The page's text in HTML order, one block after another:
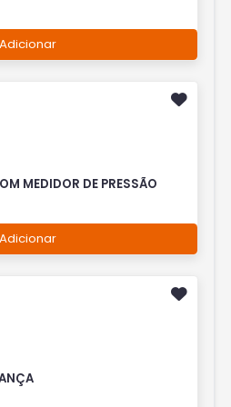
Adicionar
MEDIDOR DE PRESSÃO
Adicionar